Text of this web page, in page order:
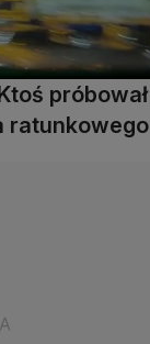
próbował
ratunkowego